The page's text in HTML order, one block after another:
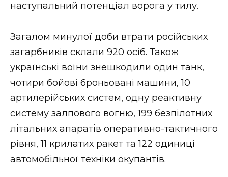
наступальний потенціал ворога у тилу.
Загалом минулої доби втрати російських
загарбників склали 920 осіб. Також
українські воїни знешкодили один танк,
чотири бойові броньовані машини, 10
артилерійських систем, одну реактивну
систему залпового вогню, 199 безпілотних
літальних апаратів оперативно-тактичного
рівня, 11 крилатих ракет та 122 одиниці
автомобільної техніки окупантів.